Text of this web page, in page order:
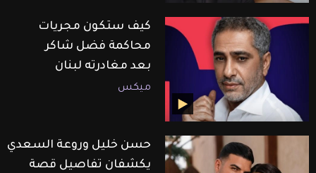
كيف ستكون مجريات
محاكمة فضل شاكر
بعد مغادرته لبنان
ميكس
حسن خليل وروعة السعدي
يكشفان تفاصيل قصة